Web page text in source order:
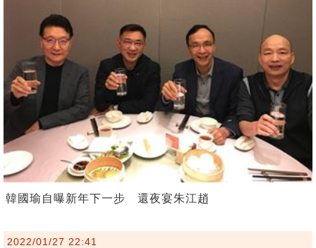
韓國瑜自曝新年下一步 還夜宴朱江趙
2022/01/27 22:41